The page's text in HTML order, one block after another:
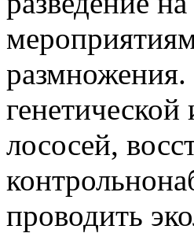
лососей,
проводить